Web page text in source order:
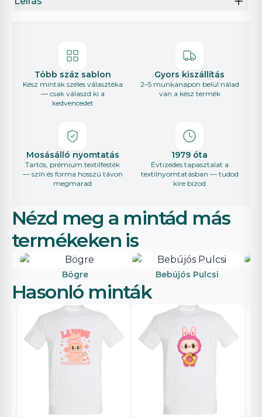
Több száz sablon
Kész minták széles választéka
— csak válaszd ki a
kedvencedet
Gyors kiszállítás
2–5 munkanapon belül nálad
van a kész termék
Mosásálló nyomtatás
Tartós, prémium textilfesték
— szín és forma hosszú távon
megmarad
1979 óta
Évtizedes tapasztalat a
textilnyomtatásban — tudod
kire bízod
Nézd meg a mintád más
termékeken is
Bögre Bebújós Pulcsi
Hasonló minták